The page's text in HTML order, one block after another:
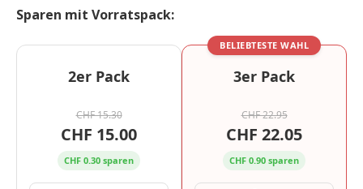
Sparen mit Vorratspack:
2er Pack
CHF 15.30
CHF 15.00
CHF 0.30 sparen
BELIEBTESTE WAHL
3er Pack
CHF 22.95
CHF 22.05
CHF 0.90 sparen